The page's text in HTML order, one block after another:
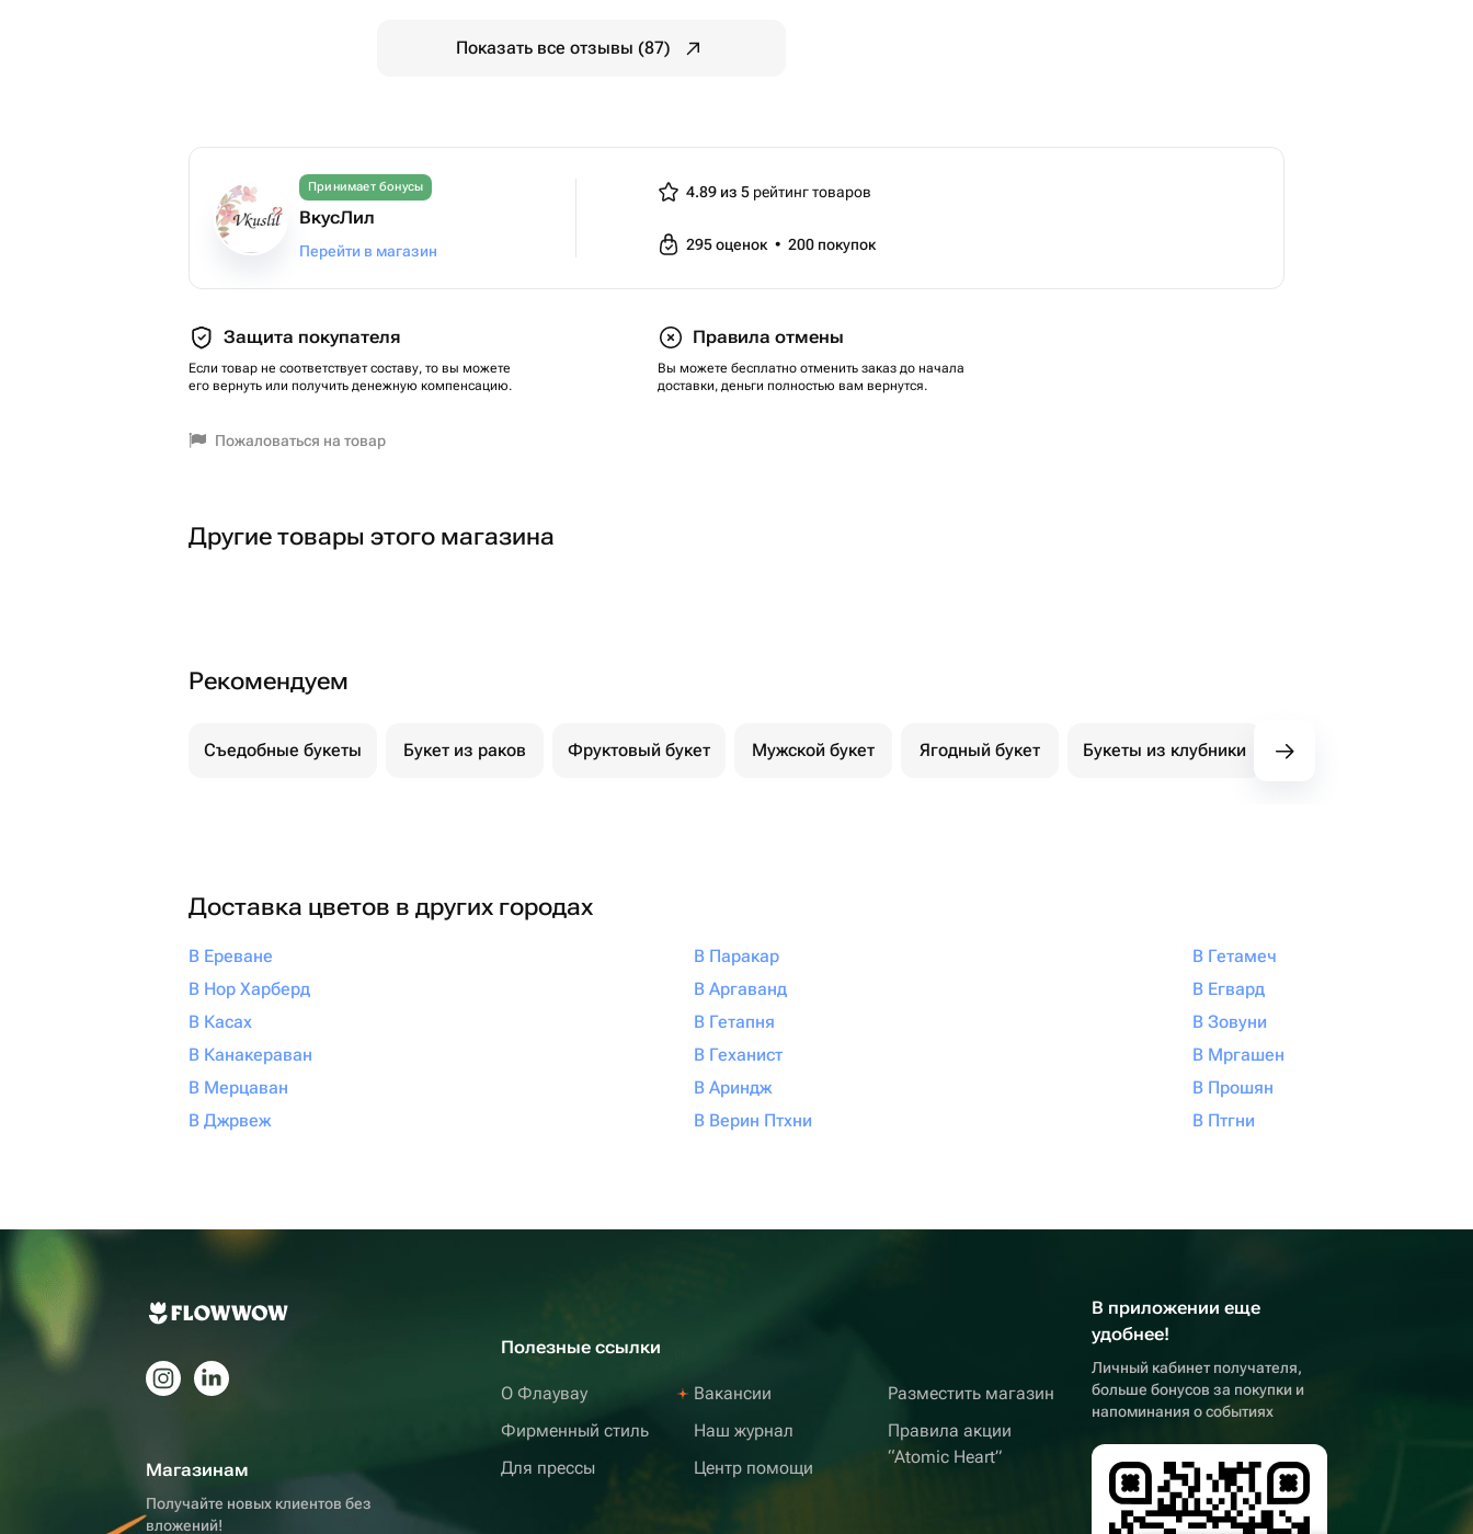
Показать все отзывы (87)
Принимает бонусы
ВкусЛил
Перейти в магазин
4.89 из 5 рейтинг товаров
295оценок • 200 покупок
Защита покупателя
Если товар не соответствует составу, то вы можете
его вернуть или получить денежную компенсацию.
Правила отмены
Вы можете бесплатно отменить заказ до начала
доставки, деньги полностью вам вернутся.
Пожаловаться на товар
Другие товары этого магазина
Рекомендуем
Съедобные букеты Букет из раков Фруктовый букет Мужской букет Ягодный букет Букеты из клубники Букет из конфет
Доставка цветов в других городах
В Ереване
В Нор Харберд
В Касах
В Канакераван
В Мерцаван
В Джрвеж
В Паракар
В Аргаванд
В Гетапня
В Геханист
В Ариндж
В Верин Птхни
В Гетамеч
В Егвард
В Зовуни
В Мргашен
В Прошян
В Птгни
Магазинам
Получайте новых клиентов без
вложений!
Полезные ссылки
О Флаувау
Фирменный стиль
Для прессы
Вакансии
Наш журнал
Центр помощи
Разместить магазин
Правила акции
“Atomic Heart”
В приложении еще
удобнее!
Личный кабинет получателя,
больше бонусов за покупки и
напоминания о событиях